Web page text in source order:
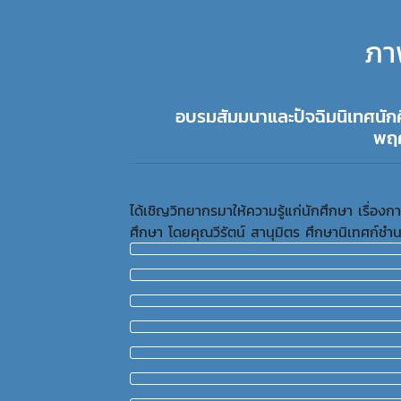
ภ
อบรมสัมมนาและปัจฉิมนิเทศ
พฤ
ได้เชิญวิทยากรมาให้ความรู้แก่นักศึกษา เรื่อง
ศึกษา โดยคุณวีรัตน์ สานุมิตร ศึกษานิเทศก์ชำ